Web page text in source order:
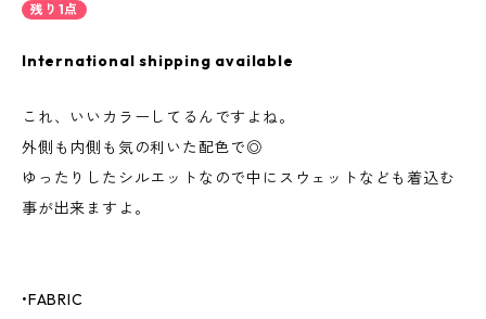
残り1点
International shipping available
これ、いいカラーしてるんですよね。
外側も内側も気の利いた配色で◎
ゆったりしたシルエットなので中にスウェットなども着込む
事が出来ますよ。
•FABRIC